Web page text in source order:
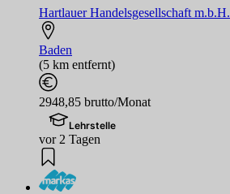
Hartlauer Handelsgesellschaft m.b.H.
Baden
(5 km entfernt)
2948,85 brutto/Monat
Lehrstelle
vor 2 Tagen